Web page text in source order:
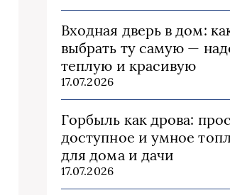
Входная дверь в дом:
выбрать ту самую —
теплую и красивую
17.07.2026
Горбыль как дрова:
доступное и умное
для дома и дачи
17.07.2026